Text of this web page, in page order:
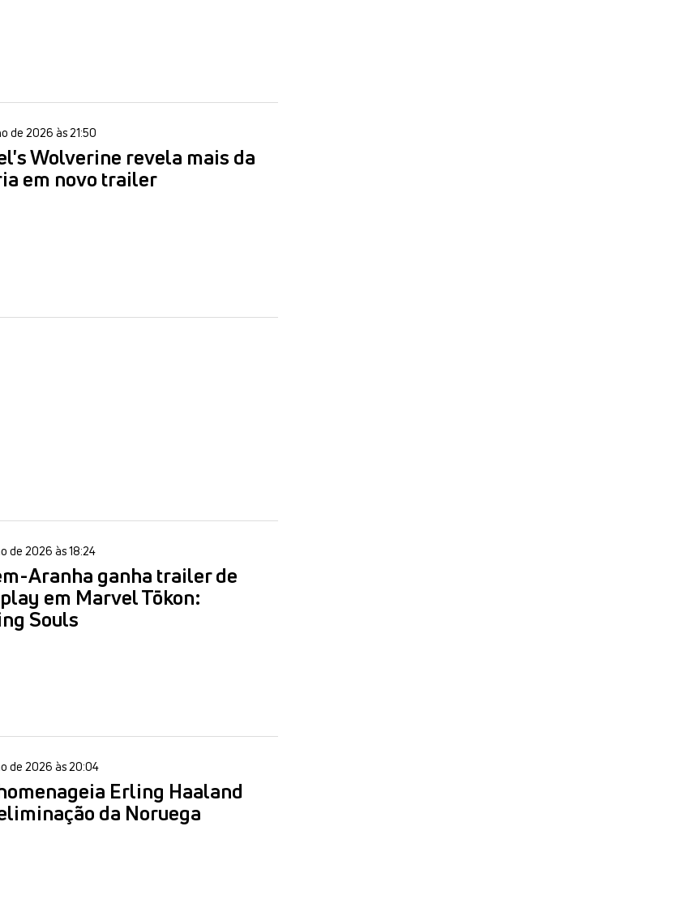
de 2026 às 21:50
Wolverine revela mais da
em novo trailer
de 2026 às 18:24
Aranha ganha trailer de
em Marvel Tōkon:
Souls
de 2026 às 20:04
Erling Haaland
da Noruega